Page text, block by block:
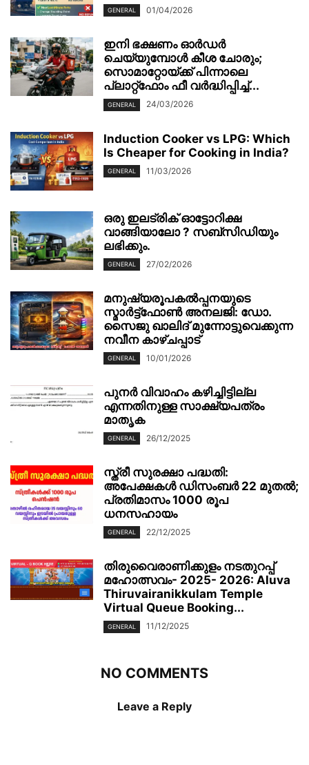
GENERAL 01/04/2026
ഇനി ഭക്ഷണം ഓർഡർ
ചെയ്യുമ്പോൾ കീശ ചോരും;
സൊമാറ്റോയ്ക്ക് പിന്നാലെ
പ്ലാറ്റ്‌ഫോം ഫീ വർദ്ധിപ്പിച്ച്...
GENERAL 24/03/2026
Induction Cooker vs LPG: Which
Is Cheaper for Cooking in India?
GENERAL 11/03/2026
ഒരു ഇലട്രിക് ഓട്ടോറിക്ഷ
വാങ്ങിയാലോ ? സബ്സിഡിയും
ലഭിക്കും.
GENERAL 27/02/2026
മനുഷ്യരൂപകൽപ്പനയുടെ
സ്മാർട്ട്‌ഫോൺ അനലജി: ഡോ.
സൈജു ഖാലിദ് മുന്നോട്ടുവെക്കുന്ന
നവീന കാഴ്ചപ്പാട്
GENERAL 10/01/2026
പുനർ വിവാഹം കഴിച്ചിട്ടില്ല
എന്നതിനുള്ള സാക്ഷ്യപത്രം
മാതൃക
GENERAL 26/12/2025
സ്ത്രീ സുരക്ഷാ പദ്ധതി:
അപേക്ഷകൾ ഡിസംബർ 22 മുതൽ;
പ്രതിമാസം 1000 രൂപ
ധനസഹായം
GENERAL 22/12/2025
തിരുവൈരാണിക്കുളം നടതുറപ്പ്
മഹോത്സവം- 2025- 2026: Aluva
Thiruvairanikkulam Temple
Virtual Queue Booking...
GENERAL 11/12/2025
NO COMMENTS
Leave a Reply